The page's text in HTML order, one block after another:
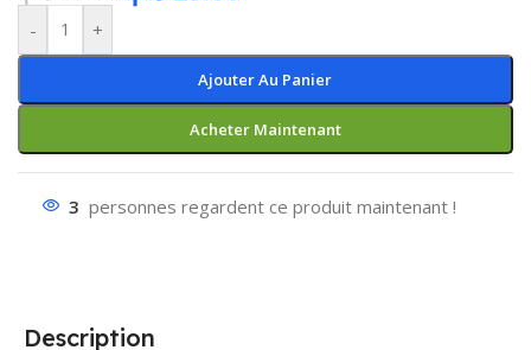
- +
Ajouter Au Panier
Acheter Maintenant
3 personnes regardent ce produit maintenant !
Description